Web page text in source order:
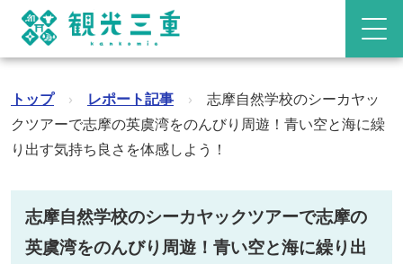
トップ › レポート記事 ›
志摩自然学校のシーカヤッ
クツアーで志摩の英虞湾をのんびり周遊！青い空と海に繰
り出す気持ち良さを体感しよう！
志摩自然学校のシーカヤックツアーで志摩の
英虞湾をのんびり周遊！青い空と海に繰り出